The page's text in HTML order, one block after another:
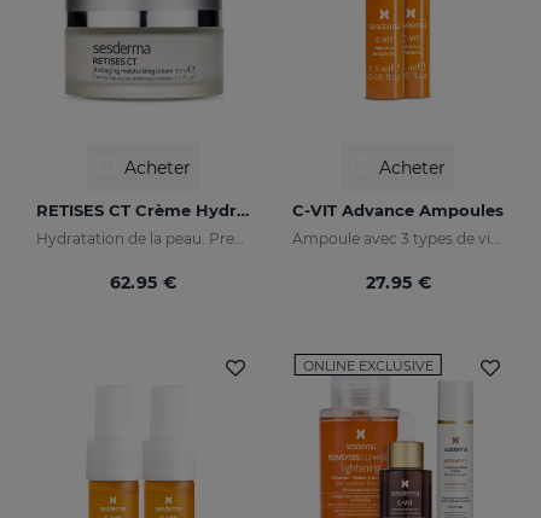
Acheter
RETISES CT Crème Hydratante Anti-Âge
62.95 €
Acheter
C-VIT Advance Ampoules
27.95 €
ONLINE EXCLUSIVE